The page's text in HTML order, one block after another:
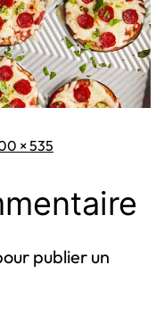
× 535
publier un